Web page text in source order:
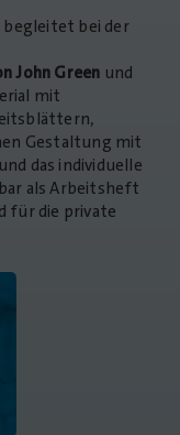
begleitet bei der
John Green und
mit
Gestaltung mit
das individuelle
als Arbeitsheft
für die private